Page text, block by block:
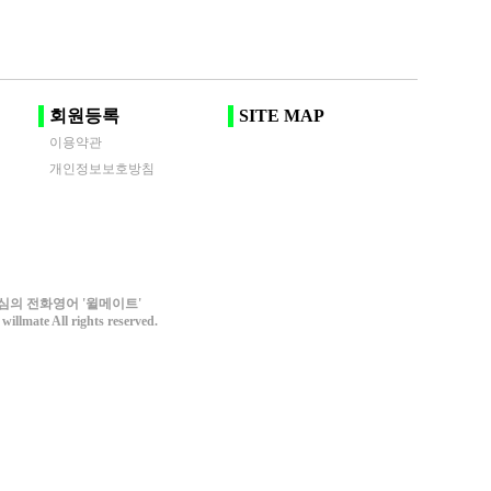
회원등록 SITE MAP
이용약관
개인정보보호방침
의 전화영어 '윌메이트'
All rights reserved.